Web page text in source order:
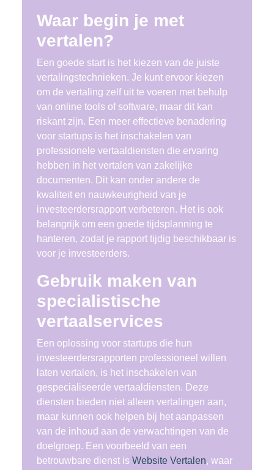
Waar begin je met
vertalen?
Een goede start is het kiezen van de juiste
vertalingstechnieken. Je kunt ervoor kiezen
om de vertaling zelf uit te voeren met behulp
van online tools of software, maar dit kan
riskant zijn. Een meer effectieve benadering
voor startups is het inschakelen van
professionele vertaaldiensten die ervaring
hebben in het vertalen van zakelijke
documenten. Dit kan onder andere de
kwaliteit en nauwkeurigheid van je
investeerdersrapport verbeteren. Het is ook
belangrijk om een goede tijdsplanning te
hanteren, zodat je rapport tijdig beschikbaar is
voor je investeerders.
Gebruik maken van
specialistische
vertaalservices
Een oplossing voor startups die hun
investeerdersrapporten professioneel willen
laten vertalen, is het inschakelen van
gespecialiseerde vertaaldiensten. Deze
diensten bieden niet alleen vertalingen aan,
maar kunnen ook helpen bij het aanpassen
van de inhoud aan de verwachtingen van de
doelgroep. Een voorbeeld van een
betrouwbare dienst is Website Vertalen, waar